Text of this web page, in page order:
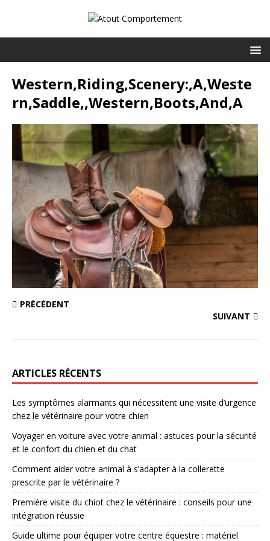
Western,Riding,Scenery:,A,Weste
rn,Saddle,,Western,Boots,And,A
PRÉCÉDENT
SUIVANT
ARTICLES RÉCENTS
Les symptômes alarmants qui nécessitent une visite d’urgence
chez le vétérinaire pour votre chien
Voyager en voiture avec votre animal : astuces pour la sécurité
et le confort du chien et du chat
Comment aider votre animal à s’adapter à la collerette
prescrite par le vétérinaire ?
Première visite du chiot chez le vétérinaire : conseils pour une
intégration réussie
Guide ultime pour équiper votre centre équestre : matériel